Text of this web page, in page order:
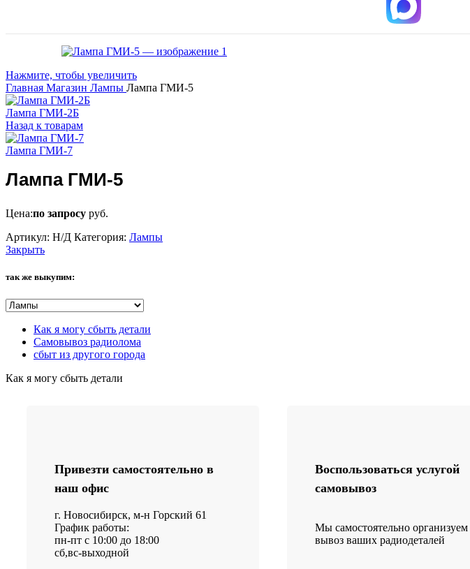
Нажмите, чтобы увеличить
Главная Магазин Лампы Лампа ГМИ-5
Лампа ГМИ-2Б
Назад к товарам
Лампа ГМИ-7
Лампа ГМИ-5
Цена:по запросу руб.
Артикул: Н/Д Категория: Лампы
Закрыть
так же выкупим:
Как я могу сбыть детали
Самовывоз радиолома
сбыт из другого города
Как я могу сбыть детали
Привезти самостоятельно в
наш офис
г. Новосибирск, м-н Горский 61
График работы:
пн-пт с 10:00 до 18:00
сб,вс-выходной
Воспользоваться услугой
самовывоз
Мы самостоятельно организуем
вывоз ваших радиодеталей